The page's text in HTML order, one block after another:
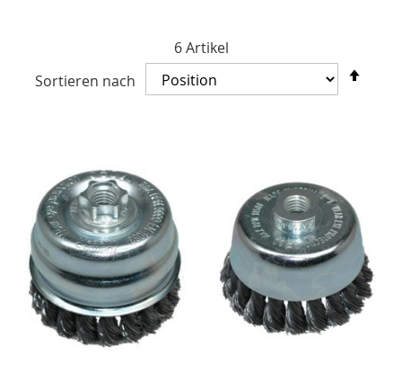
6Artikel
Sortieren nach